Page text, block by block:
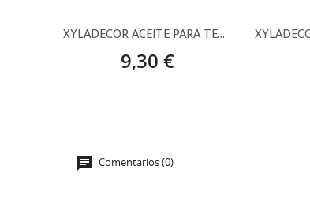
XYLADECOR ACEITE PARA TECA / MIEL
9,30 €
Comentarios (0)